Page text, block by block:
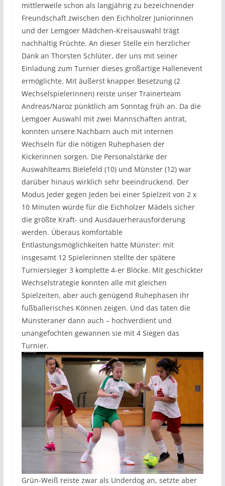
mittlerweile schon als langjährig zu bezeichnender
Freundschaft zwischen den Eichholzer Juniorinnen
und der Lemgoer Mädchen-Kreisauswahl trägt
nachhaltig Früchte. An dieser Stelle ein herzlicher
Dank an Thorsten Schlüter, der uns mit seiner
Einladung zum Turnier dieses großartige Hallenevent
ermöglichte. Mit äußerst knapper Besetzung (2
Wechselspielerinnen) reiste unser Trainerteam
Andreas/Naroz pünktlich am Sonntag früh an. Da die
Lemgoer Auswahl mit zwei Mannschaften antrat,
konnten unsere Nachbarn auch mit internen
Wechseln für die nötigen Ruhephasen der
Kickerinnen sorgen. Die Personalstärke der
Auswahlteams Bielefeld (10) und Münster (12) war
darüber hinaus wirklich sehr beeindruckend. Der
Modus Jeder gegen Jeden bei einer Spielzeit von 2 x
10 Minuten würde für die Eichholzer Mädels sicher
die größte Kraft- und Ausdauerherausforderung
werden. Überaus komfortable
Entlastungsmöglichkeiten hatte Münster: mit
insgesamt 12 Spielerinnen stellte der spätere
Turniersieger 3 komplette 4-er Blöcke. Mit geschickter
Wechselstrategie konnten alle mit gleichen
Spielzeiten, aber auch genügend Ruhephasen ihr
fußballerisches Können zeigen. Und das taten die
Münsteraner dann auch – hochverdient und
unangefochten gewannen sie mit 4 Siegen das
Turnier.
Grün-Weiß reiste zwar als Underdog an, setzte aber